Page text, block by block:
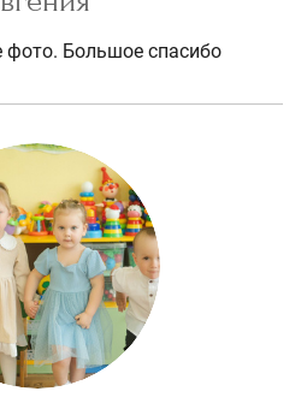
фото. Большое спасибо